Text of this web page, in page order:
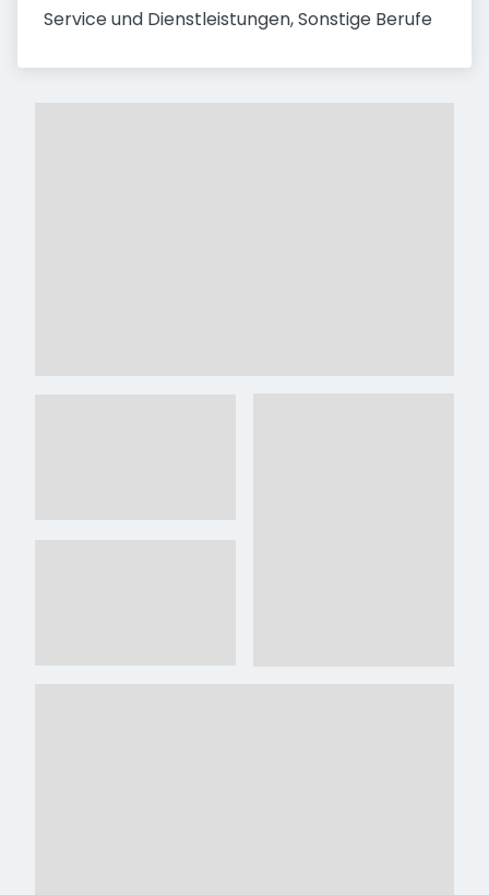
Service und Dienstleistungen, Sonstige Berufe